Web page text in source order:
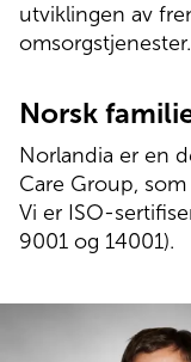
utviklingen av
omsorgstjenester.
Norsk
Norlandia er en
Care Group,
Vi er ISO-
9001 og 14001).